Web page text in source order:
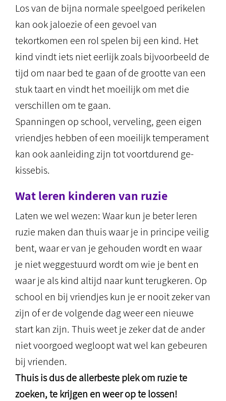
Los van de bijna normale speelgoed perikelen
kan ook jaloezie of een gevoel van
tekortkomen een rol spelen bij een kind. Het
kind vindt iets niet eerlijk zoals bijvoorbeeld de
tijd om naar bed te gaan of de grootte van een
stuk taart en vindt het moeilijk om met die
verschillen om te gaan.
Spanningen op school, verveling, geen eigen
vriendjes hebben of een moeilijk temperament
kan ook aanleiding zijn tot voortdurend ge-
kissebis.
Wat leren kinderen van ruzie
Laten we wel wezen: Waar kun je beter leren
ruzie maken dan thuis waar je in principe veilig
bent, waar er van je gehouden wordt en waar
je niet weggestuurd wordt om wie je bent en
waar je als kind altijd naar kunt terugkeren. Op
school en bij vriendjes kun je er nooit zeker van
zijn of er de volgende dag weer een nieuwe
start kan zijn. Thuis weet je zeker dat de ander
niet voorgoed wegloopt wat wel kan gebeuren
bij vrienden.
Thuis is dus de allerbeste plek om ruzie te
zoeken, te krijgen en weer op te lossen!